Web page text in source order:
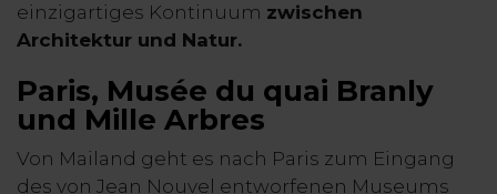
einzigartiges Kontinuum zwischen
Architektur und Natur.
Paris, Musée du quai Branly
und Mille Arbres
Von Mailand geht es nach Paris zum Eingang
des von Jean Nouvel entworfenen Museums